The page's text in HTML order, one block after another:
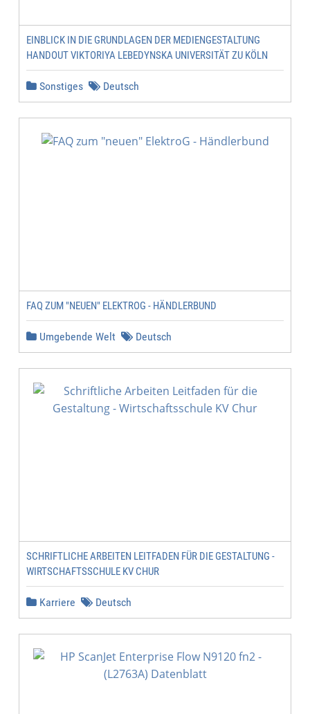
EINBLICK IN DIE GRUNDLAGEN DER MEDIENGESTALTUNG
HANDOUT VIKTORIYA LEBEDYNSKA UNIVERSITÄT ZU KÖLN
Sonstiges Deutsch
FAQ ZUM "NEUEN" ELEKTROG - HÄNDLERBUND
Umgebende Welt Deutsch
SCHRIFTLICHE ARBEITEN LEITFADEN FÜR DIE GESTALTUNG -
WIRTSCHAFTSSCHULE KV CHUR
Karriere Deutsch